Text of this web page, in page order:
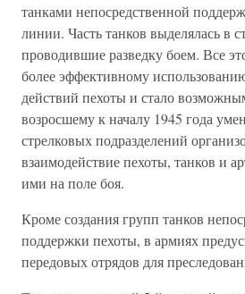
танками непосредственной
линии. Часть танков выделялась в
проводившие разведку боем. Все
более эффективному
действий пехоты и стало
возросшему к началу 1945 года
стрелковых подразделений
взаимодействие пехоты, танков и
ими на поле боя.
Кроме создания групп танков
поддержки пехоты, в армиях
передовых отрядов для